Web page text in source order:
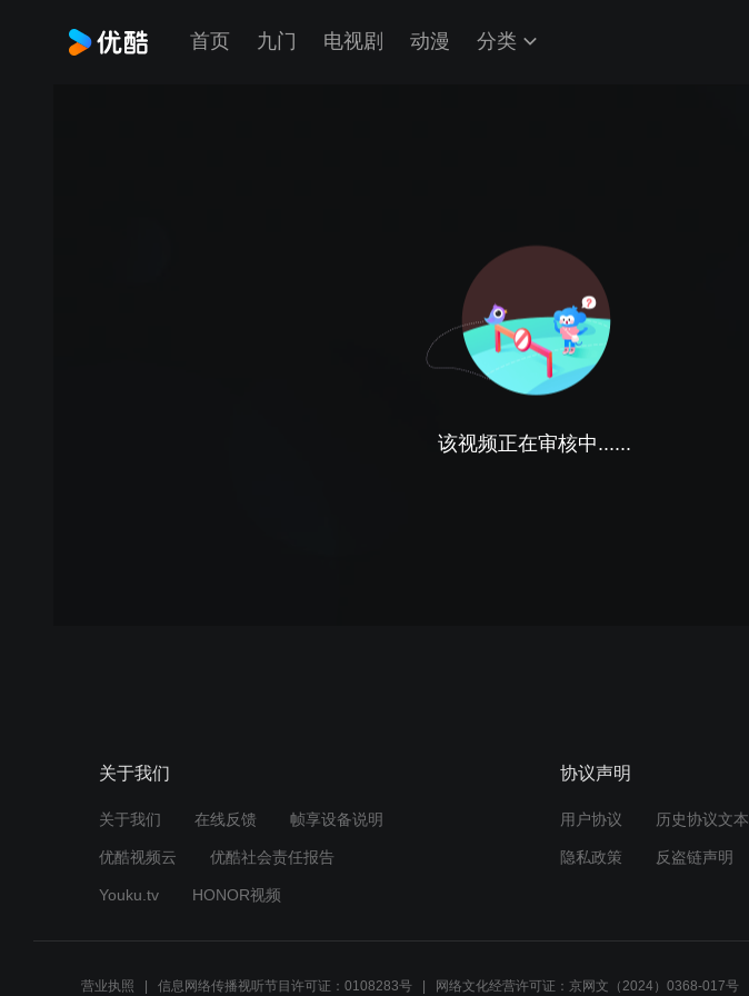
首页 九门 电视剧 动漫 分类
该视频正在审核中......
关于我们
关于我们 在线反馈 帧享设备说明
优酷视频云 优酷社会责任报告
Youku.tv HONOR视频
协议声明
用户协议 历史协议文本
隐私政策 反盗链声明
营业执照 信息网络传播视听节目许可证：0108283号 网络文化经营许可证：京网文（2024）0368-017号